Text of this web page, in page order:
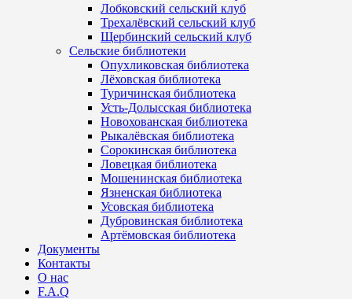
Лобковский сельский клуб
Трехалёвский сельский клуб
Щербинский сельский клуб
Сельские библиотеки
Опухликовская библиотека
Лёховская библиотека
Туричинская библиотека
Усть-Долысская библиотека
Новохованская библиотека
Рыкалёвская библиотека
Сорокинская библиотека
Ловецкая библиотека
Мошенинская библиотека
Язненская библиотека
Усовская библиотека
Дубровинская библиотека
Артёмовская библиотека
Документы
Контакты
О нас
F.A.Q